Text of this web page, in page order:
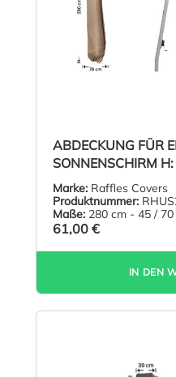
ABDECKUNG FÜR
SONNENSCHIRM
Marke: Raffles Covers
Produktnummer:
Maße: 280 cm - 45 /
61,00 €
IN DEN